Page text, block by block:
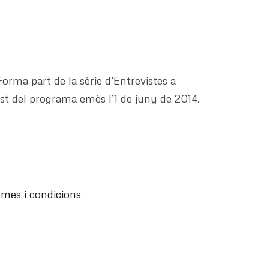
part de la sèrie d’Entrevistes a
del programa emès l’1 de juny de 2014.
i condicions